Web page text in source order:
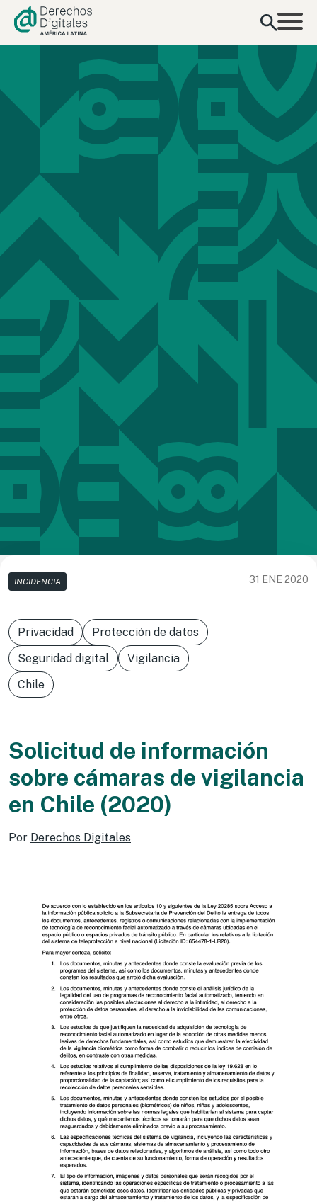
contenido
INCIDENCIA 31 ENE 2020
Privacidad
Protección de datos
Seguridad digital
Vigilancia
Chile
Solicitud de información
sobre cámaras de vigilancia
en Chile (2020)
Por Derechos Digitales